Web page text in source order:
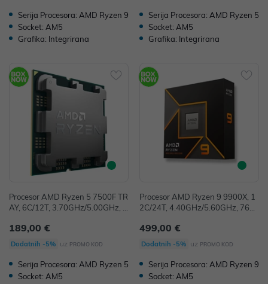
Serija Procesora: AMD Ryzen 9
Socket: AM5
Grafika: Integrirana
Serija Procesora: AMD Ryzen 5
Socket: AM5
Grafika: Integrirana
Procesor AMD Ryzen 5 7500F TR
AY, 6C/12T, 3.70GHz/5.00GHz, 3
a, 100-000000597
189,00 €
Dodatnih -5% uz PROMO KOD
Serija Procesora: AMD Ryzen 5
Socket: AM5
Procesor AMD Ryzen 9 9900X, 1
2C/24T, 4.40GHz/5.60GHz, 76M
WOF
499,00 €
Dodatnih -5% uz PROMO KOD
Serija Procesora: AMD Ryzen 9
Socket: AM5